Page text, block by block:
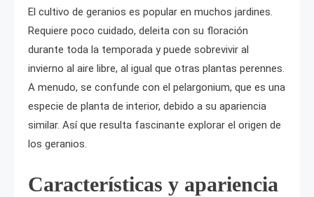
El cultivo de geranios es popular en muchos jardines.
Requiere poco cuidado, deleita con su floración
durante toda la temporada y puede sobrevivir al
invierno al aire libre, al igual que otras plantas perennes.
A menudo, se confunde con el pelargonium, que es una
especie de planta de interior, debido a su apariencia
similar. Así que resulta fascinante explorar el origen de
los geranios.
Características y apariencia